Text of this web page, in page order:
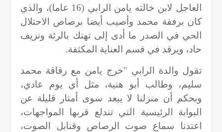
العاجل لابن خالته يامن الرابي (16 عاما)، والذي
كان برفقة محمد وأصيب أيضا برصاص الاحتلال
الحي في الصدر ما أدى إلى تهتك بالرئة ونزيف
حاد، ويرقد في قسم العناية المكثفة.
تقول والدة الرابي "خرج يامن مع رفاقة محمد
سليم، وطالب أبو هنية، مثل أي يوم عادي،
وبحكم أن منزلنا لا يبعد سوى أمتار قليلة عن
البوابة الرئيسية التي تندلع قربها المواجهات،
اعتدنا سماع صوت الرصاص وقنابل الصوت،